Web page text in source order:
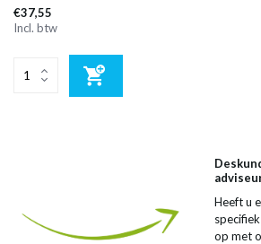
€37,55
Incl. btw
Heeft u
op met